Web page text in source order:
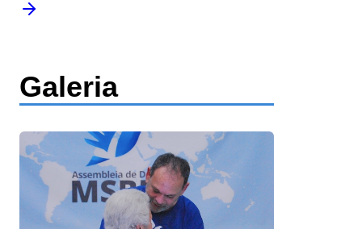
Galeria